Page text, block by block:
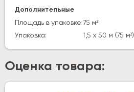
Дополнительные
Площадь в упаковке: 75 м²
Упаковка:
1,5 х 50 м (75 м²)
Оценка товара: